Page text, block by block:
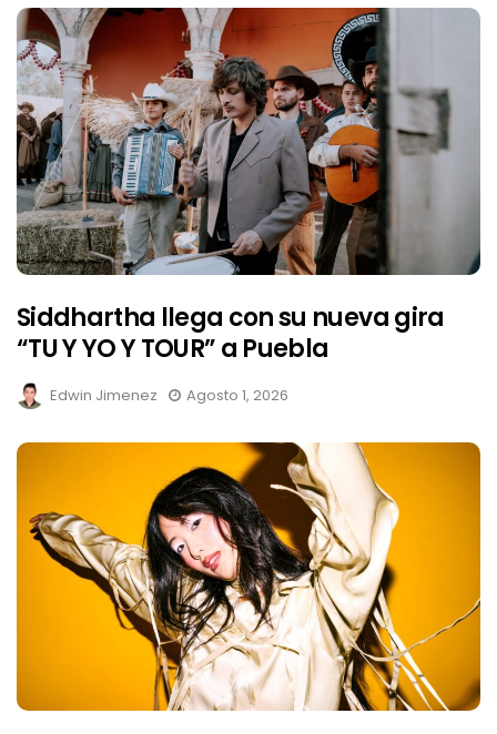
Siddhartha llega con su nueva gira
“TU Y YO Y TOUR” a Puebla
Edwin Jimenez Agosto 1, 2026